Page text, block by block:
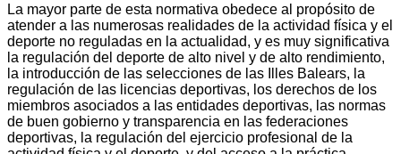
La mayor parte de esta normativa obedece al propósito de
atender a las numerosas realidades de la actividad física y el
deporte no reguladas en la actualidad, y es muy significativa
la regulación del deporte de alto nivel y de alto rendimiento,
la introducción de las selecciones de las Illes Balears, la
regulación de las licencias deportivas, los derechos de los
miembros asociados a las entidades deportivas, las normas
de buen gobierno y transparencia en las federaciones
deportivas, la regulación del ejercicio profesional de la